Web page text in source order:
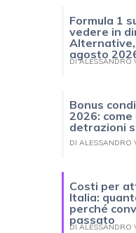
Formula 1
vedere in
Alternative,
agosto
DI ALESSANDRO
Bonus
2026:
detrazioni
DI ALESSANDRO
Costi per
Italia:
perché
passato
DI ALESSANDRO